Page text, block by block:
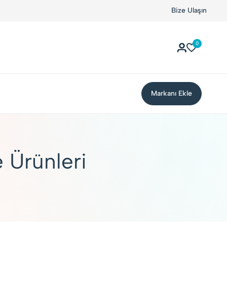
Hemen dene!
Bize Ulaşın
0
Markanı Ekle
Ürünleri